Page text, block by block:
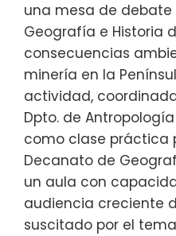
una mesa de
Geografía e Historia
consecuencias
minería en la
actividad,
Dpto. de
como clase práctica
Decanato de
un aula con
audiencia creciente
suscitado por el